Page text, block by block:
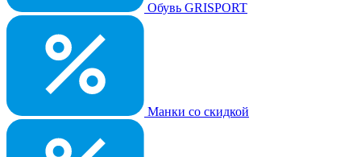
Обувь GRISPORT
Манки со скидкой